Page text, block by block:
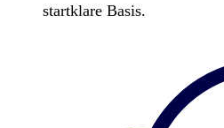
startklare Basis.